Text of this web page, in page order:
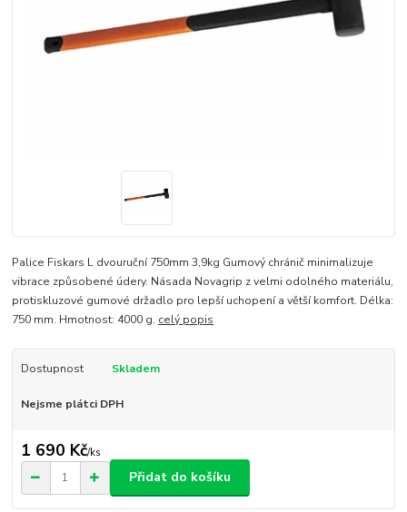
Palice Fiskars L dvouruční 750mm 3,9kg Gumový chránič minimalizuje
vibrace způsobené údery. Násada Novagrip z velmi odolného materiálu,
protiskluzové gumové držadlo pro lepší uchopení a větší komfort. Délka:
750 mm. Hmotnost: 4000 g. celý popis
Dostupnost Skladem
Nejsme plátci DPH
1 690 Kč/ks
Přidat do košíku